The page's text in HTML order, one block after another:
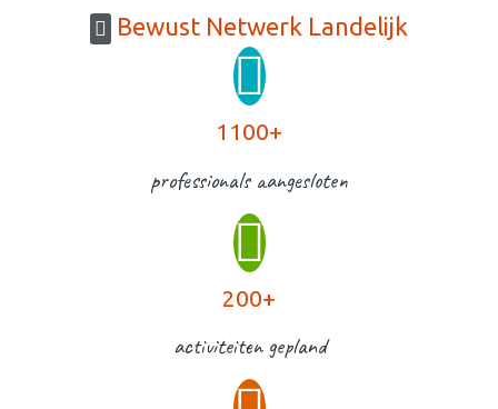
Bewust Netwerk Landelijk
1100+
professionals aangesloten
200+
activiteiten gepland